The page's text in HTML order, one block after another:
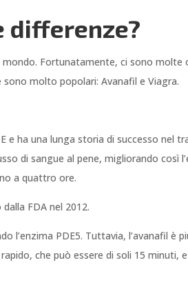
differenze?
Fortunatamente, ci sono
molto popolari: Avanafil e Viagra.
ha una lunga storia di successo nel
di sangue al pene, migliorando così
a quattro ore.
FDA nel 2012.
l’enzima PDE5. Tuttavia, l’avanafil è
che può essere di soli 15 minuti,